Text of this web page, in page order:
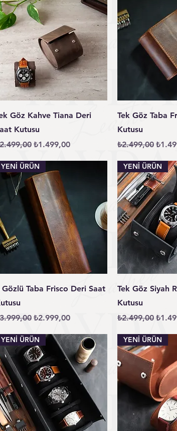
Hızlı Bakış
Göz Kahve Tiana Deri
Kutusu
Fiyatİndirimli Fiyat
₺1.499,00
Hızlı
Tek Göz Taba
Kutusu
Normal Fiyat
₺2.499,00
Hızlı Bakış
YENİ ÜRÜN
Gözlü Taba Frisco Deri Saat
Fiyatİndirimli Fiyat
₺2.999,00
Hızlı
YENİ ÜRÜN
Tek Göz Siyah
Kutusu
Normal Fiyat
₺2.499,00
YENİ ÜRÜN YENİ ÜRÜN